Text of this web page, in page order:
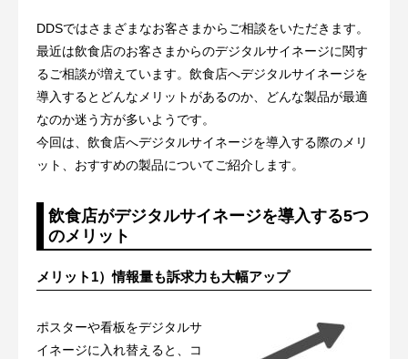
DDSではさまざまなお客さまからご相談をいただきます。
最近は飲食店のお客さまからのデジタルサイネージに関す
るご相談が増えています。飲食店へデジタルサイネージを
導入するとどんなメリットがあるのか、どんな製品が最適
なのか迷う方が多いようです。
今回は、飲食店へデジタルサイネージを導入する際のメリ
ット、おすすめの製品についてご紹介します。
飲食店がデジタルサイネージを導入する5つ
のメリット
メリット1）情報量も訴求力も大幅アップ
ポスターや看板をデジタルサ
イネージに入れ替えると、コ